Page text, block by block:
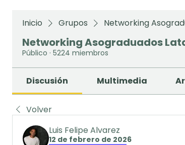
Inicio Grupos Networking
Networking Asograduados
Público · 5224 miembros
Discusión Multimedia
Volver
Luis Felipe Alvarez
12 de febrero de 2026